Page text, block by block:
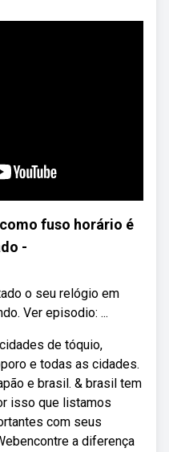
fuso horário é
-
o seu relógio em
Ver episodio: ...
de tóquio,
e todas as cidades.
e brasil. & brasil tem
isso que listamos
com seus
a diferença